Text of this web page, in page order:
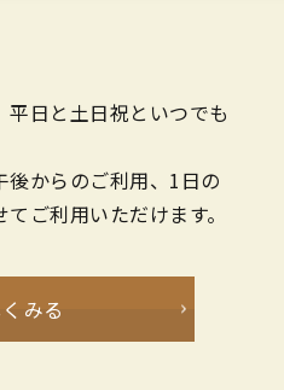
日と土日祝といつでも
後からのご利用、1日の
ご利用いただけます。
みる